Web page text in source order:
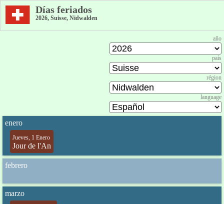
Días feriados
2026, Suisse, Nidwalden
año
país
région
language
enero
Jueves, 1 Enero
Jour de l'An
febrero
marzo